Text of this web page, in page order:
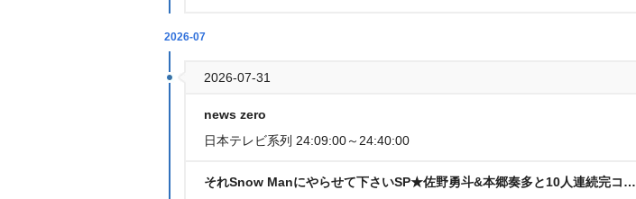
2026-07
2026-07-31
news zero
日本テレビ系列 24:09:00～24:40:00
それSnow Manにやらせて下さいSP★佐野勇斗&本郷奏多と10人連続完コ…